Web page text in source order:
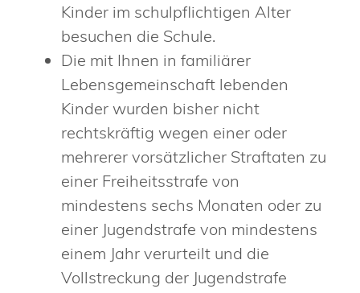
Kinder im schulpflichtigen Alter
besuchen die Schule.
Die mit Ihnen in familiärer
Lebensgemeinschaft lebenden
Kinder wurden bisher nicht
rechtskräftig wegen einer oder
mehrerer vorsätzlicher Straftaten zu
einer Freiheitsstrafe von
mindestens sechs Monaten oder zu
einer Jugendstrafe von mindestens
einem Jahr verurteilt und die
Vollstreckung der Jugendstrafe